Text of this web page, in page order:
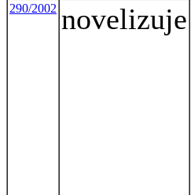
290/2002 novelizuje